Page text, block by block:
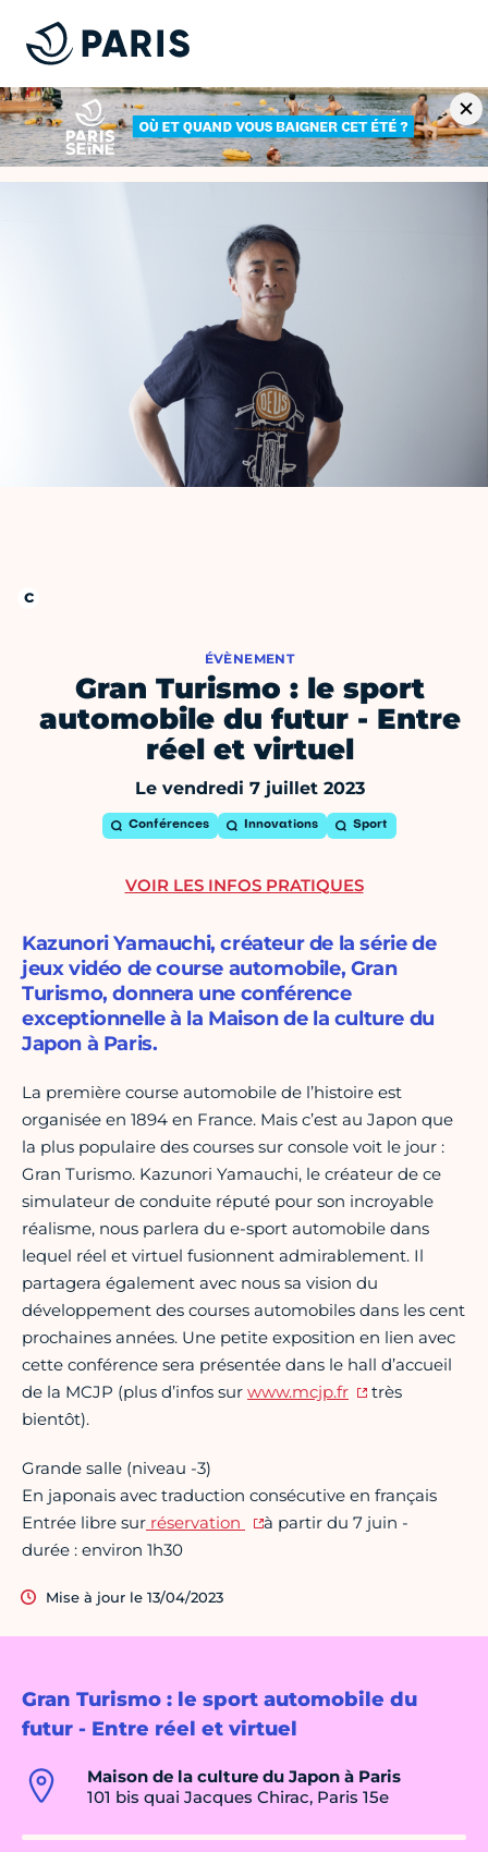
ÉVÈNEMENT
Gran Turismo : le sport
automobile du futur - Entre
réel et virtuel
Le vendredi 7 juillet 2023
Conférences Innovations Sport
Gran Turismo : le sport automobile du
futur - Entre réel et virtuel
Maison de la culture du Japon à Paris
101 bis quai Jacques Chirac, Paris 15e
Kazunori Yamauchi, créateur de la série de
jeux vidéo de course automobile, Gran
Turismo, donnera une conférence
exceptionnelle à la Maison de la culture du
Japon à Paris.
La première course automobile de l’histoire est
organisée en 1894 en France. Mais c’est au Japon que
la plus populaire des courses sur console voit le jour :
Gran Turismo. Kazunori Yamauchi, le créateur de ce
simulateur de conduite réputé pour son incroyable
réalisme, nous parlera du e-sport automobile dans
lequel réel et virtuel fusionnent admirablement. Il
partagera également avec nous sa vision du
développement des courses automobiles dans les cent
prochaines années. Une petite exposition en lien avec
cette conférence sera présentée dans le hall d’accueil
de la MCJP (plus d’infos sur www.mcjp.fr
très
bientôt).
Grande salle (niveau -3)
En japonais avec traduction consécutive en français
Entrée libre sur réservation
à partir du 7 juin -
durée : environ 1h30
Mise à jour le 13/04/2023
VOIR LES INFOS PRATIQUES